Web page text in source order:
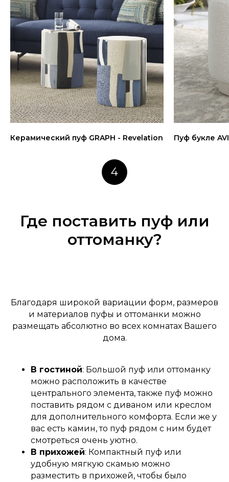
Керамический пуф GRAPH - Revelation Пуф букле
4
Где поставить пуф или
оттоманку?
Благодаря широкой вариации форм, размеров
и материалов пуфы и оттоманки можно
размещать абсолютно во всех комнатах Вашего
дома.
В гостиной: Большой пуф или оттоманку
можно расположить в качестве
центрального элемента, также пуф можно
поставить рядом с диваном или креслом
для дополнительного комфорта. Если же у
вас есть камин, то пуф рядом с ним будет
смотреться очень уютно.
В прихожей: Компактный пуф или
удобную мягкую скамью можно
разместить в прихожей, чтобы было